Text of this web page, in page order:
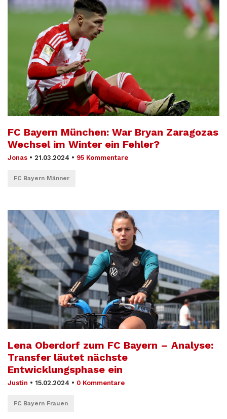
FC Bayern München: War Bryan Zaragozas
Wechsel im Winter ein Fehler?
Jonas • 21.03.2024 • 95 Kommentare
FC Bayern Männer
Lena Oberdorf zum FC Bayern – Analyse:
Transfer läutet nächste
Entwicklungsphase ein
Justin • 15.02.2024 • 0 Kommentare
FC Bayern Frauen